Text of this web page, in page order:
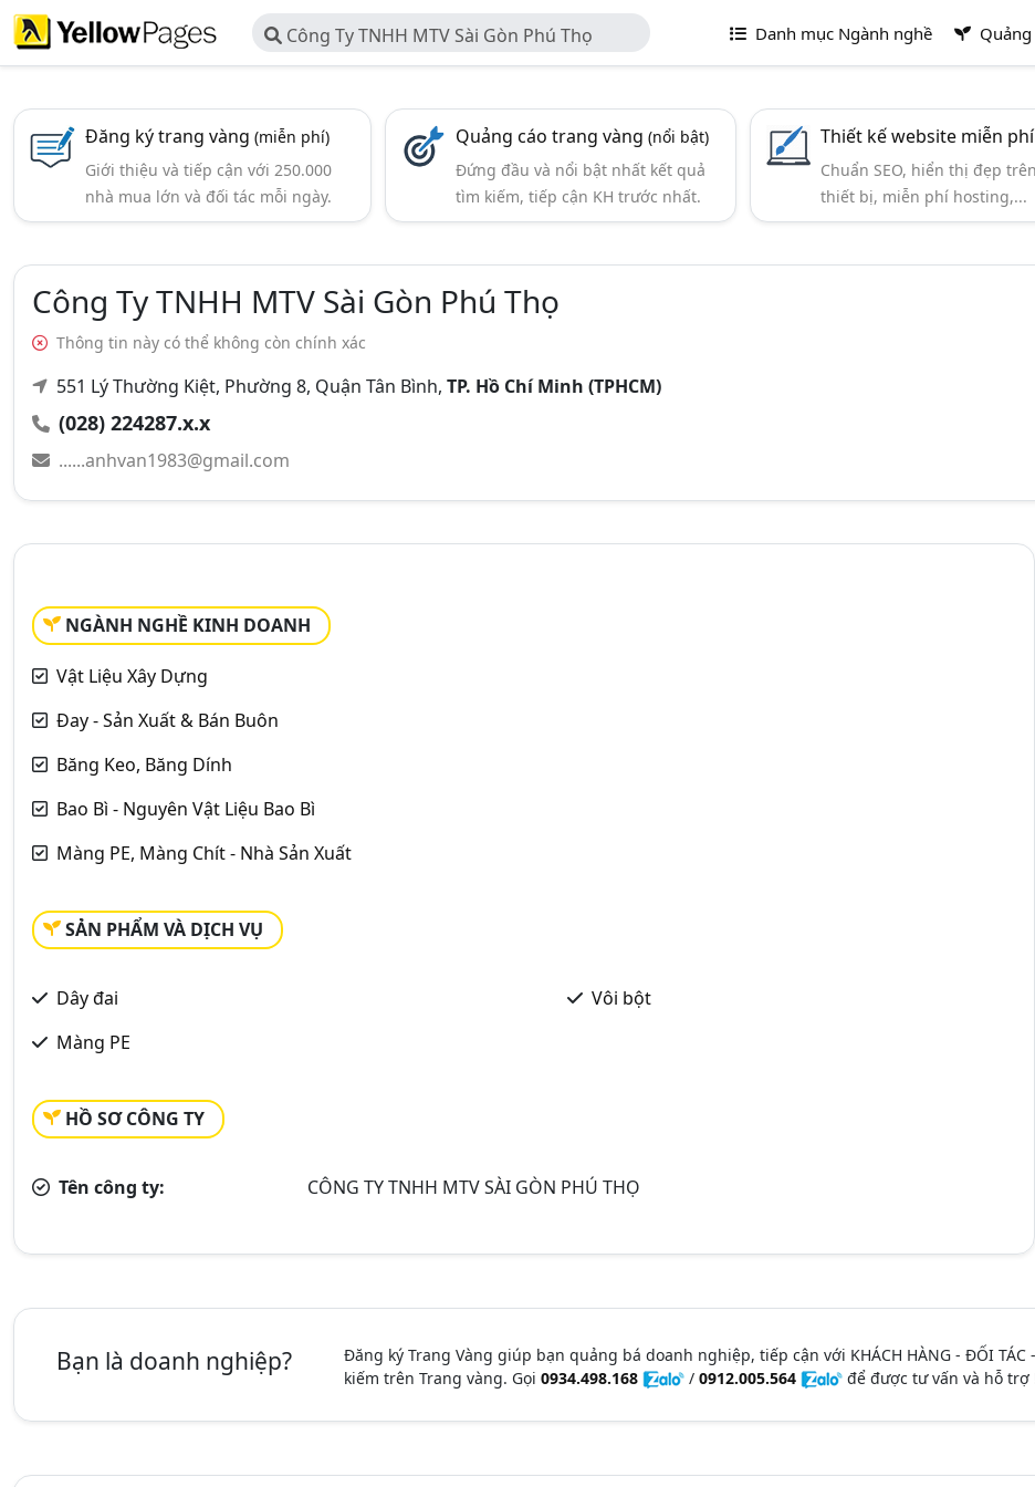
Công Ty TNHH MTV Sài Gòn Phú Thọ Danh mục Ngành nghề
Đăng ký trang vàng (miễn phí)
Giới thiệu và tiếp cận với 250.000
nhà mua lớn và đối tác mỗi ngày.
Quảng cáo trang vàng(nổi bật)
Đứng đầu và nổi bật nhất kết quả
tìm kiếm, tiếp cận KH trước nhất.
Thiết kế website miễn phí
Chuẩn SEO, hiển thị đẹp
thiết bị, miễn phí hosting,...
Công Ty TNHH MTV Sài Gòn Phú Thọ
Thông tin này có thể không còn chính xác
551 Lý Thường Kiệt, Phường 8, Quận Tân Bình, TP. Hồ Chí Minh (TPHCM)
(028) 224287.x.x
......anhvan1983@gmail.com
NGÀNH NGHỀ KINH DOANH
Vật Liệu Xây Dựng
Đay - Sản Xuất & Bán Buôn
Băng Keo, Băng Dính
Bao Bì - Nguyên Vật Liệu Bao Bì
Màng PE, Màng Chít - Nhà Sản Xuất
SẢN PHẨM VÀ DỊCH VỤ
Dây đai
Màng PE
Vôi bột
HỒ SƠ CÔNG TY
Tên công ty: CÔNG TY TNHH MTV SÀI GÒN PHÚ THỌ
Bạn là doanh nghiệp?
Đăng ký Trang Vàng giúp bạn quảng bá doanh nghiệp, tiếp cận với KHÁCH HÀNG - ĐỐI TÁC
kiếm trên Trang vàng. Gọi 0934.498.168 / 0912.005.564 để được tư vấn và hỗ trợ